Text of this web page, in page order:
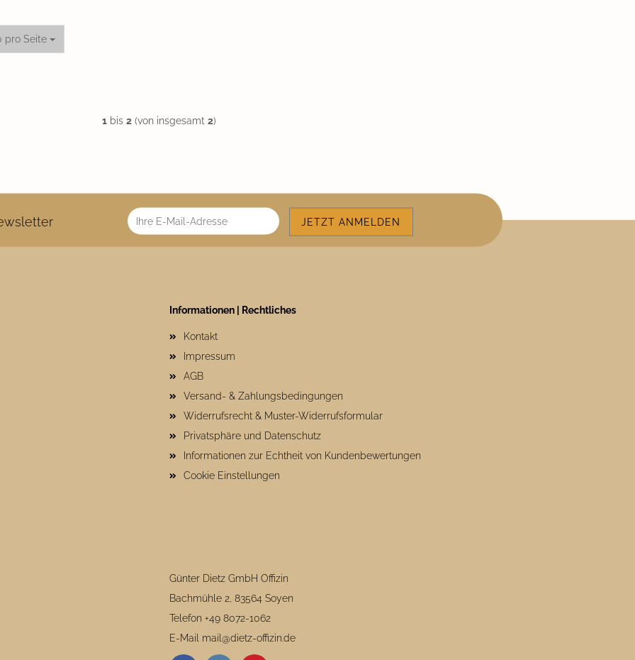
pro Seite
Seite
1bis 2(von insgesamt 2)
Informationen | Rechtliches
Kontakt
Impressum
AGB
Versand- & Zahlungsbedingungen
Widerrufsrecht & Muster-Widerrufsformular
Privatsphäre und Datenschutz
Informationen zur Echtheit von Kundenbewertungen
Cookie Einstellungen
Günter Dietz GmbH Offizin
Bachmühle 2, 83564 Soyen
Telefon +49 8072-1062
E-Mail mail@dietz-offizin.de